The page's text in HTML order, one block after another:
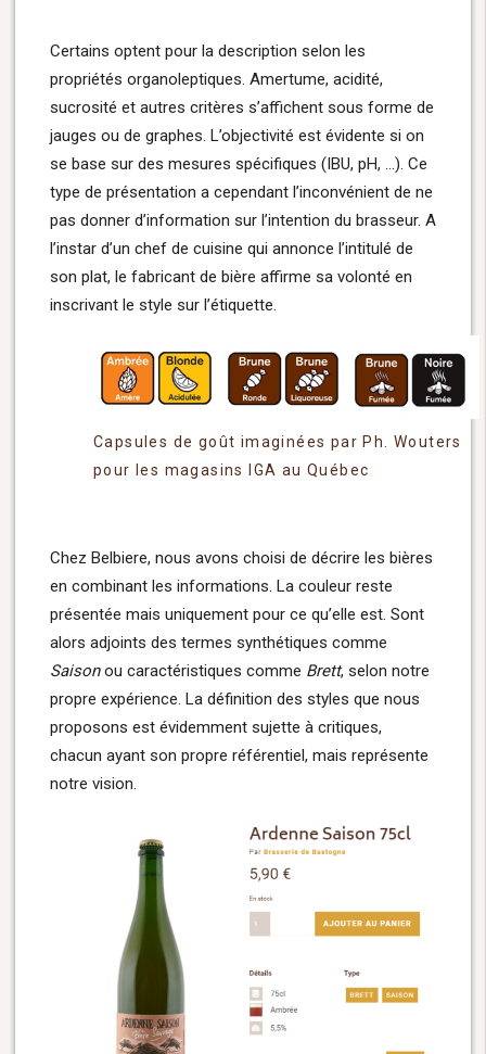
Certains optent pour la description selon les
propriétés organoleptiques. Amertume, acidité,
sucrosité et autres critères s’affichent sous forme de
jauges ou de graphes. L’objectivité est évidente si on
se base sur des mesures spécifiques (IBU, pH, …). Ce
type de présentation a cependant l’inconvénient de ne
pas donner d’information sur l’intention du brasseur. A
l’instar d’un chef de cuisine qui annonce l’intitulé de
son plat, le fabricant de bière affirme sa volonté en
inscrivant le style sur l’étiquette.
Capsules de goût imaginées par Ph. Wouters
pour les magasins IGA au Québec
Chez Belbiere, nous avons choisi de décrire les bières
en combinant les informations. La couleur reste
présentée mais uniquement pour ce qu’elle est. Sont
alors adjoints des termes synthétiques comme
Saisonou caractéristiques comme Brett, selon notre
propre expérience. La définition des styles que nous
proposons est évidemment sujette à critiques,
chacun ayant son propre référentiel, mais représente
notre vision.